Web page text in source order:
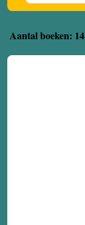
Aantal boeken: 14